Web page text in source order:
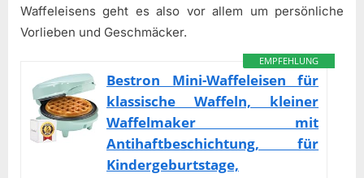
Waffeleisens geht es also vor allem um persönliche
Vorlieben und Geschmäcker.
EMPFEHLUNG
Bestron Mini-Waffeleisen für
klassische Waffeln, kleiner
Waffelmaker mit
Antihaftbeschichtung, für
Kindergeburtstage,